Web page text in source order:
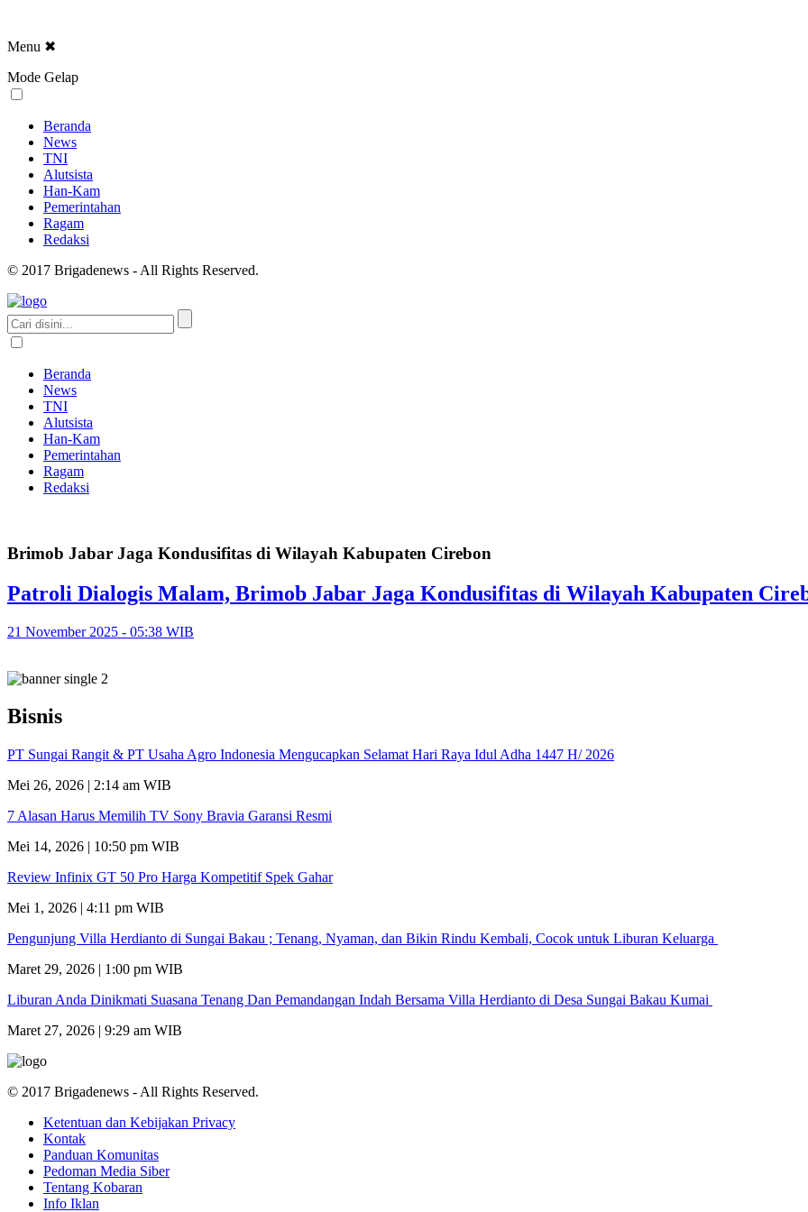
Menu ✖
Mode Gelap
Beranda
News
TNI
Alutsista
Han-Kam
Pemerintahan
Ragam
Redaksi
© 2017 Brigadenews - All Rights Reserved.
Beranda
News
TNI
Alutsista
Han-Kam
Pemerintahan
Ragam
Redaksi
Brimob Jabar Jaga Kondusifitas di Wilayah Kabupaten Cirebon
Patroli Dialogis Malam, Brimob Jabar Jaga Kondusifitas di Wilayah Kabupaten
21 November 2025 - 05:38 WIB
Bisnis
PT Sungai Rangit & PT Usaha Agro Indonesia Mengucapkan Selamat Hari Raya Idul Adha 1447 H/ 2026
Mei 26, 2026 | 2:14 am WIB
7 Alasan Harus Memilih TV Sony Bravia Garansi Resmi
Mei 14, 2026 | 10:50 pm WIB
Review Infinix GT 50 Pro Harga Kompetitif Spek Gahar
Mei 1, 2026 | 4:11 pm WIB
Pengunjung Villa Herdianto di Sungai Bakau ; Tenang, Nyaman, dan Bikin Rindu Kembali, Cocok untuk Liburan Keluarga
Maret 29, 2026 | 1:00 pm WIB
Liburan Anda Dinikmati Suasana Tenang Dan Pemandangan Indah Bersama Villa Herdianto di Desa Sungai Bakau Kumai
Maret 27, 2026 | 9:29 am WIB
© 2017 Brigadenews - All Rights Reserved.
Ketentuan dan Kebijakan Privacy
Kontak
Panduan Komunitas
Pedoman Media Siber
Tentang Kobaran
Info Iklan